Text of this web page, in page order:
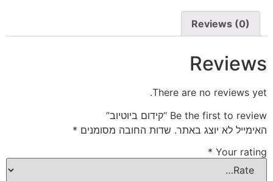
Reviews (0)
Reviews
There are no reviews yet.
Be the first to review “קידום ביוטיוב”
האימייל לא יוצג באתר. שדות החובה מסומנים *
Your rating
*